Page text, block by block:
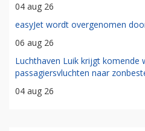
04 aug 26
easyJet wordt overgenomen
06 aug 26
Luchthaven Luik krijgt komende
passagiersvluchten naar
04 aug 26